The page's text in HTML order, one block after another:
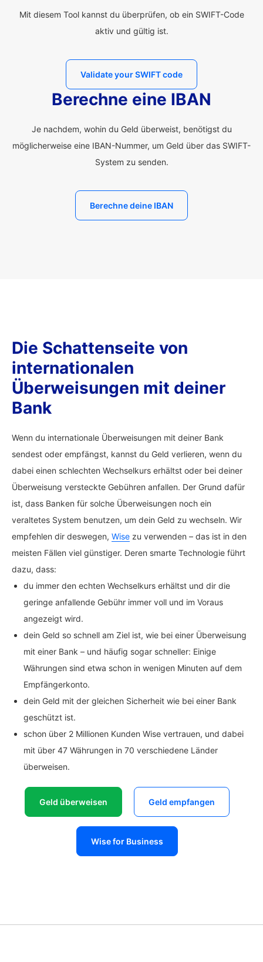
Mit diesem Tool kannst du überprüfen, ob ein SWIFT-Code
aktiv und gültig ist.
Validate your SWIFT code
Berechne eine IBAN
Je nachdem, wohin du Geld überweist, benötigst du
möglicherweise eine IBAN-Nummer, um Geld über das SWIFT-
System zu senden.
Berechne deine IBAN
Die Schattenseite von
internationalen
Überweisungen mit deiner
Bank
Wenn du internationale Überweisungen mit deiner Bank
sendest oder empfängst, kannst du Geld verlieren, wenn du
dabei einen schlechten Wechselkurs erhältst oder bei deiner
Überweisung versteckte Gebühren anfallen. Der Grund dafür
ist, dass Banken für solche Überweisungen noch ein
veraltetes System benutzen, um dein Geld zu wechseln. Wir
empfehlen dir deswegen, Wise zu verwenden – das ist in den
meisten Fällen viel günstiger. Deren smarte Technologie führt
dazu, dass:
du immer den echten Wechselkurs erhältst und dir die
geringe anfallende Gebühr immer voll und im Voraus
angezeigt wird.
dein Geld so schnell am Ziel ist, wie bei einer Überweisung
mit einer Bank – und häufig sogar schneller: Einige
Währungen sind etwa schon in wenigen Minuten auf dem
Empfängerkonto.
dein Geld mit der gleichen Sicherheit wie bei einer Bank
geschützt ist.
schon über 2 Millionen Kunden Wise vertrauen, und dabei
mit über 47 Währungen in 70 verschiedene Länder
überweisen.
Geld überweisen Geld empfangen
Wise for Business